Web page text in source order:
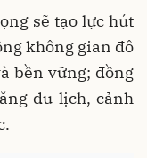
sẽ tạo lực hút
không gian đô
bền vững; đồng
du lịch, cảnh